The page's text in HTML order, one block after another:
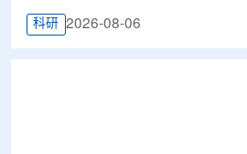
科研 2026-08-06